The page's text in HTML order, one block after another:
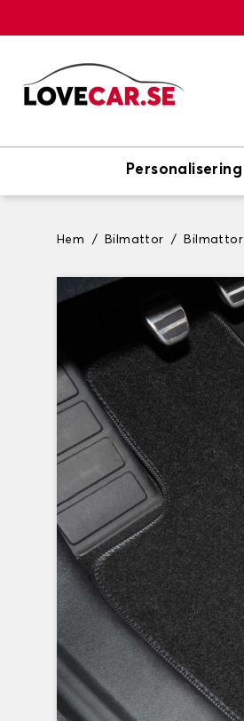
Personalisering
Hem Bilmattor Bilmattor